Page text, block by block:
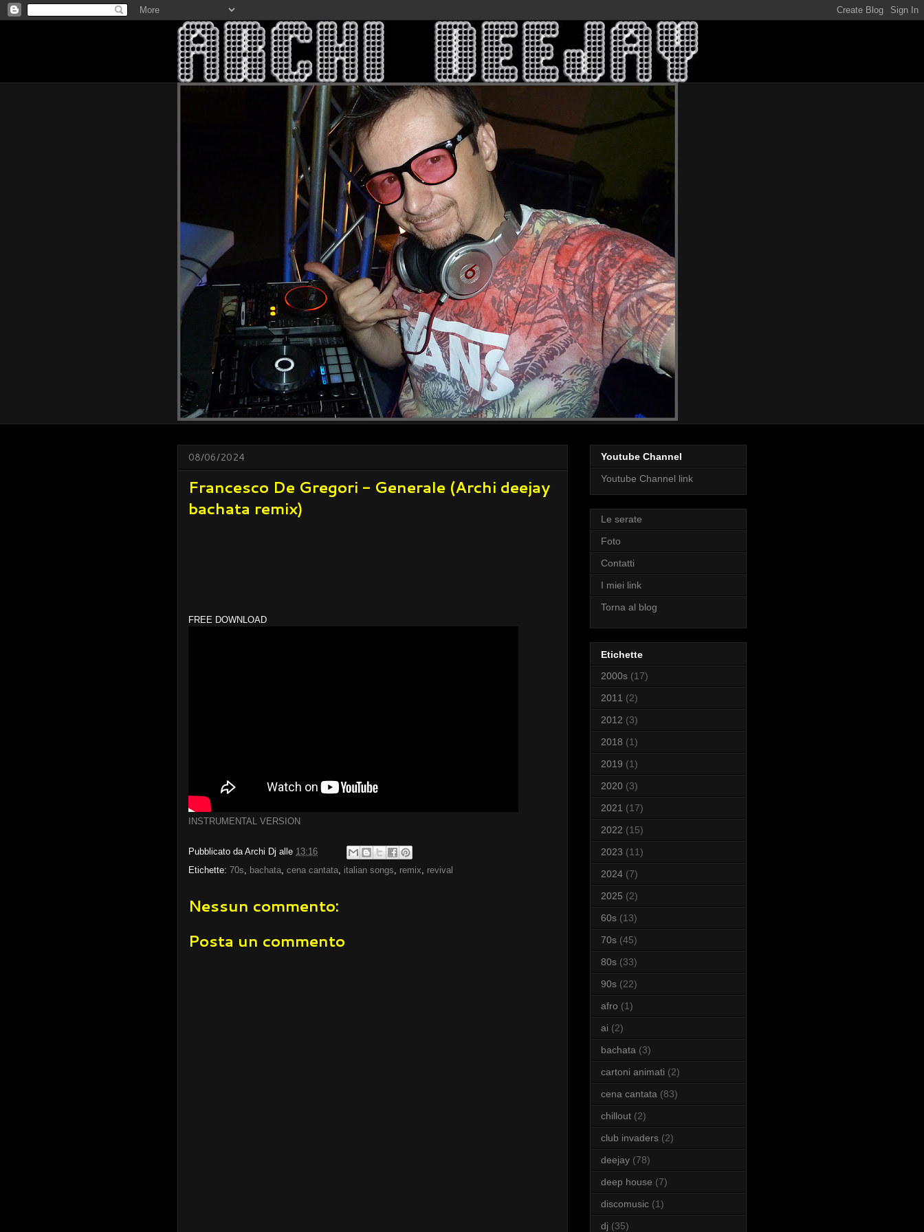
08/06/2024
Francesco De Gregori - Generale (Archi deejay
bachata remix)
FREE DOWNLOAD
INSTRUMENTAL VERSION
Pubblicato daArchi Dj alle 13:16
Etichette: 70s, bachata, cena cantata, italian songs, remix, revival
Nessun commento:
Posta un commento
Youtube Channel
Youtube Channel link
Le serate
Foto
Contatti
I miei link
Torna al blog
Etichette
2000s (17)
2011 (2)
2012 (3)
2018 (1)
2019 (1)
2020 (3)
2021 (17)
2022 (15)
2023 (11)
2024 (7)
2025 (2)
60s (13)
70s (45)
80s (33)
90s (22)
afro (1)
ai (2)
bachata (3)
cartoni animati (2)
cena cantata (83)
chillout (2)
club invaders (2)
deejay (78)
deep house (7)
discomusic (1)
dj (35)